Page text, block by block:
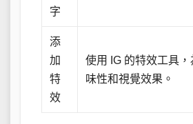
字
添
加
特
效
使用 IG 的特效工具
味性和視覺效果。